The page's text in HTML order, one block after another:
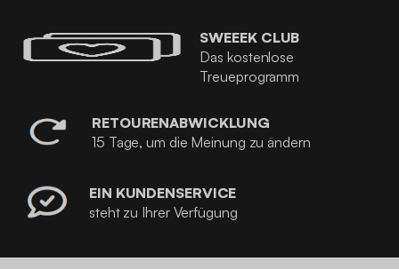
SWEEEK CLUB
Das kostenlose
Treueprogramm
RETOURENABWICKLUNG
15 Tage, um die Meinung zu ändern
EIN KUNDENSERVICE
steht zu Ihrer Verfügung